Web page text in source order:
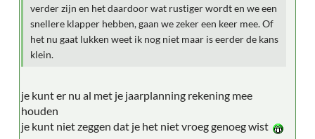
verder zijn en het daardoor wat rustiger wordt en we een
snellere klapper hebben, gaan we zeker een keer mee. Of
het nu gaat lukken weet ik nog niet maar is eerder de kans
klein.
je kunt er nu al met je jaarplanning rekening mee
houden
je kunt niet zeggen dat je het niet vroeg genoeg wist